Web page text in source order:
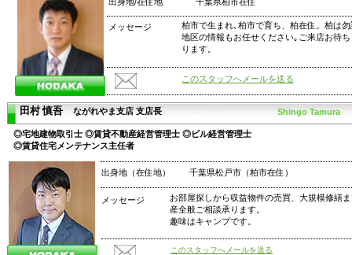
柏市で生まれ､柏市で育ち、柏在住。柏は
地区の情報もお任せください｡ご来店お待
ります。
メッセージ
このスタッフへメールを送る
田村 慎吾 ながれやま支店 支店長 Shingo Tamura
◎宅地建物取引士 ◎賃貸不動産経営管理士 ◎ビル経営管理士
◎賃貸住宅メンテナンス主任者
出身地（在住地） 千葉県松戸市（柏市在住）
お部屋探しから収益物件の売買、大規模修繕
産全般ご相談承ります。
趣味はキャンプです。
メッセージ
このスタッフへメールを送る